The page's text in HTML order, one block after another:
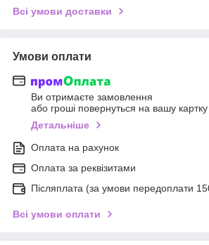
Всі умови доставки
Умови оплати
Ви отримаєте замовлення
або гроші повернуться на вашу картку
Детальніше
Оплата на рахунок
Оплата за реквізитами
Післяплата (за умови передоплати
Всі умови оплати